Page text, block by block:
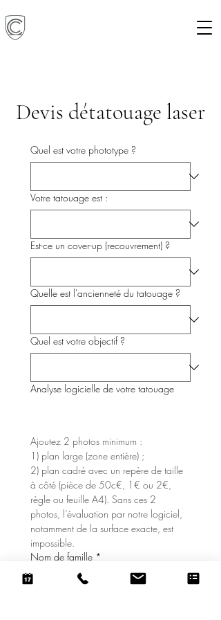
Devis détatouage laser
Quel est votre phototype ?
Votre tatouage est :
Est-ce un cover-up (recouvrement) ?
Quelle est l'ancienneté du tatouage ?
Quel est votre objectif ?
Analyse logicielle de votre tatouage
2) plan cadré avec un repère de taille
à côté (pièce de 50c€, 1€ ou 2€,
règle ou feuille A4). Sans ces 2
photos, l’évaluation par notre logiciel,
notamment de la surface exacte, est
impossible.
Nom de famille *